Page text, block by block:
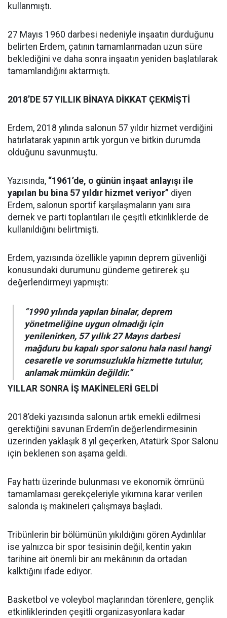
kullanmıştı.
27 Mayıs 1960 darbesi nedeniyle inşaatın durduğunu
belirten Erdem, çatının tamamlanmadan uzun süre
beklediğini ve daha sonra inşaatın yeniden başlatılarak
tamamlandığını aktarmıştı.
2018’DE 57 YILLIK BİNAYA DİKKAT ÇEKMİŞTİ
Erdem, 2018 yılında salonun 57 yıldır hizmet verdiğini
hatırlatarak yapının artık yorgun ve bitkin durumda
olduğunu savunmuştu.
Yazısında, “1961’de, o günün inşaat anlayışı ile
yapılan bu bina 57 yıldır hizmet veriyor” diyen
Erdem, salonun sportif karşılaşmaların yanı sıra
dernek ve parti toplantıları ile çeşitli etkinliklerde de
kullanıldığını belirtmişti.
Erdem, yazısında özellikle yapının deprem güvenliği
konusundaki durumunu gündeme getirerek şu
değerlendirmeyi yapmıştı:
“1990 yılında yapılan binalar, deprem
yönetmeliğine uygun olmadığı için
yenilenirken, 57 yıllık 27 Mayıs darbesi
mağduru bu kapalı spor salonu hala nasıl hangi
cesaretle ve sorumsuzlukla hizmette tutulur,
anlamak mümkün değildir.”
YILLAR SONRA İŞ MAKİNELERİ GELDİ
2018’deki yazısında salonun artık emekli edilmesi
gerektiğini savunan Erdem’in değerlendirmesinin
üzerinden yaklaşık 8 yıl geçerken, Atatürk Spor Salonu
için beklenen son aşama geldi.
Fay hattı üzerinde bulunması ve ekonomik ömrünü
tamamlaması gerekçeleriyle yıkımına karar verilen
salonda iş makineleri çalışmaya başladı.
Tribünlerin bir bölümünün yıkıldığını gören Aydınlılar
ise yalnızca bir spor tesisinin değil, kentin yakın
tarihine ait önemli bir anı mekânının da ortadan
kalktığını ifade ediyor.
Basketbol ve voleybol maçlarından törenlere, gençlik
etkinliklerinden çeşitli organizasyonlara kadar